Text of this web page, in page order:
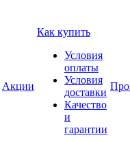
Акции
Как купить
Условия
оплаты
Условия
доставки
Качество
и
гарантии